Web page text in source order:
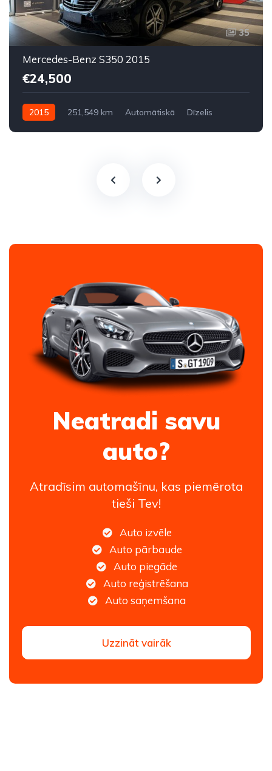
35
Mercedes-Benz S350 2015
€24,500
2015 251,549 km Automātiskā
Dīzelis
Neatradi savu
auto?
Atradīsim automašīnu, kas piemērota
tieši Tev!
Auto izvēle
Auto pārbaude
Auto piegāde
Auto reģistrēšana
Auto saņemšana
Uzzināt vairāk